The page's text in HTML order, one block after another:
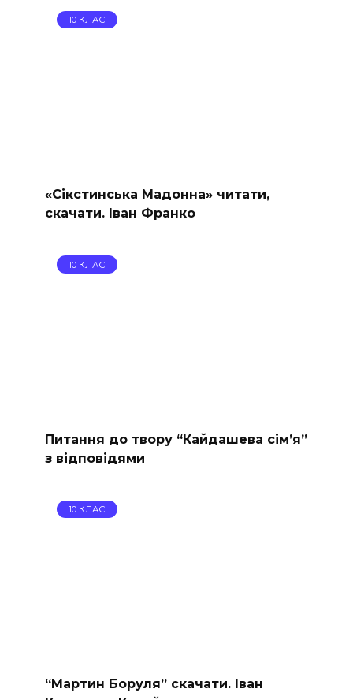
10 КЛАС
«Сікстинська Мадонна» читати,
скачати. Іван Франко
10 КЛАС
Питання до твору “Кайдашева сім’я”
з відповідями
10 КЛАС
“Мартин Боруля” скачати. Іван